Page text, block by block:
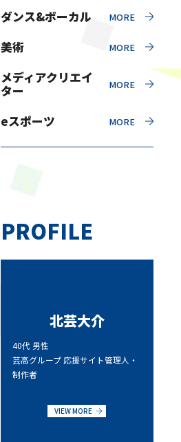
ダンス&ボーカル
美術
メディアクリエイ
ター
eスポーツ
PROFILE
北芸大介
40代 男性
芸高グループ 応援サイト管理人・
制作者
VIEW MORE